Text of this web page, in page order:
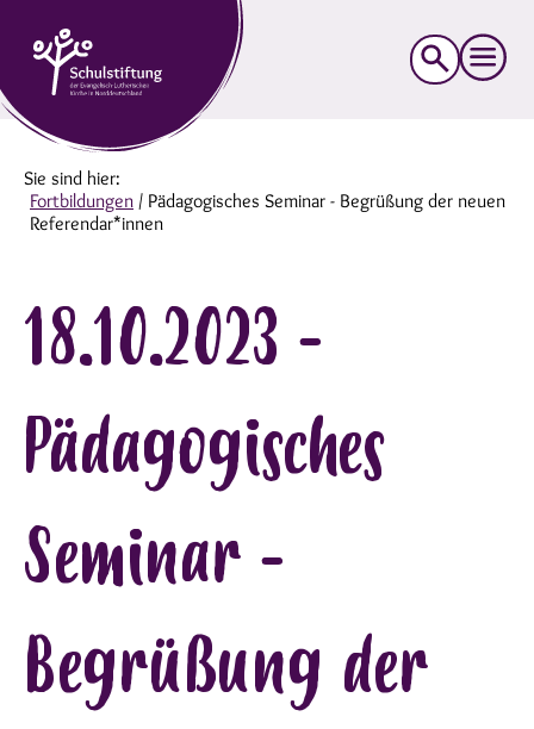
Suche
nach:
Sie sind hier:
Fortbildungen / Pädagogisches Seminar - Begrüßung der neuen
Referendar*innen
18.10.2023 -
Pädagogisches
Seminar -
Begrüßung der